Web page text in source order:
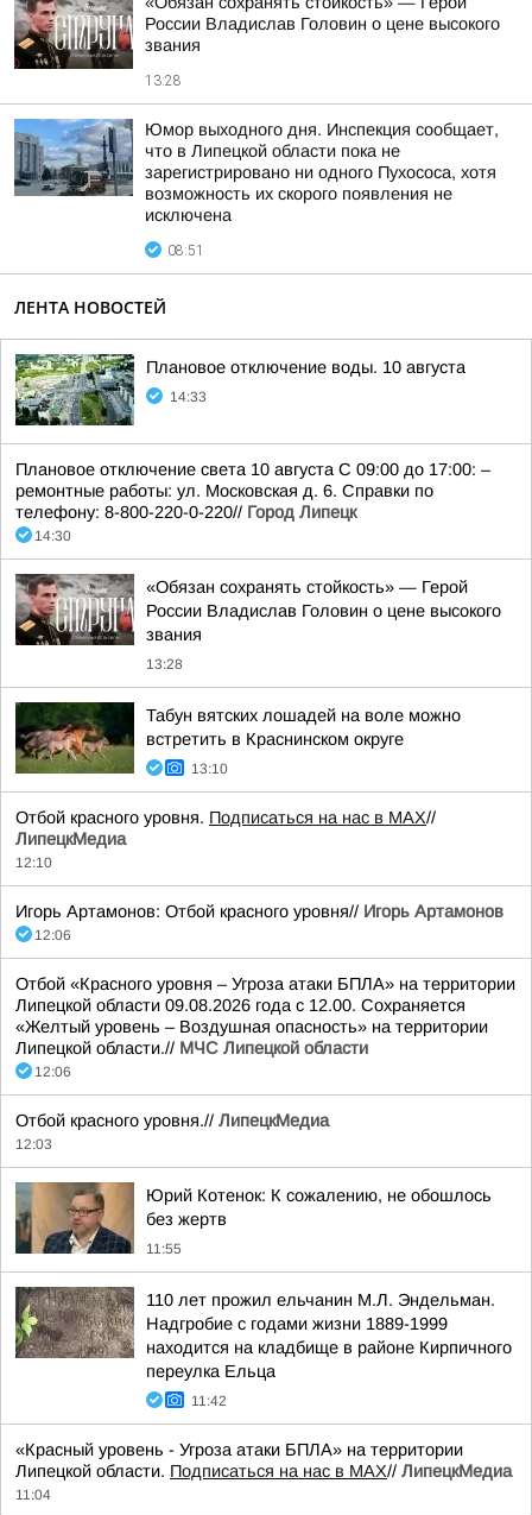
России Владислав Головин о цене высокого
звания
13:28
Юмор выходного дня. Инспекция сообщает,
что в Липецкой области пока не
зарегистрировано ни одного Пухососа, хотя
возможность их скорого появления не
исключена
08:51
ЛЕНТА НОВОСТЕЙ
Плановое отключение воды. 10 августа
14:33
Плановое отключение света 10 августа С 09:00 до 17:00: –
ремонтные работы: ул. Московская д. 6. Справки по
телефону: 8-800-220-0-220// Город Липецк
14:30
«Обязан сохранять стойкость» — Герой
России Владислав Головин о цене высокого
звания
13:28
Табун вятских лошадей на воле можно
встретить в Краснинском округе
13:10
Отбой красного уровня. Подписаться на нас в МАХ//
ЛипецкМедиа
12:10
Игорь Артамонов: Отбой красного уровня// Игорь Артамонов
12:06
Отбой «Красного уровня – Угроза атаки БПЛА» на территории
Липецкой области 09.08.2026 года с 12.00. Сохраняется
«Желтый уровень – Воздушная опасность» на территории
Липецкой области.// МЧС Липецкой области
12:06
Отбой красного уровня.// ЛипецкМедиа
12:03
Юрий Котенок: К сожалению, не обошлось
без жертв
11:55
110 лет прожил ельчанин М.Л. Эндельман.
Надгробие с годами жизни 1889-1999
находится на кладбище в районе Кирпичного
переулка Ельца
11:42
«Красный уровень - Угроза атаки БПЛА» на территории
Липецкой области. Подписаться на нас в МАХ// ЛипецкМедиа
11:04